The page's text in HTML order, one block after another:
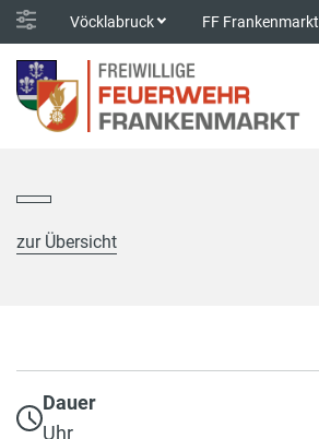
Vöcklabruck FF Frankenmarkt
zur Übersicht
Dauer
Uhr